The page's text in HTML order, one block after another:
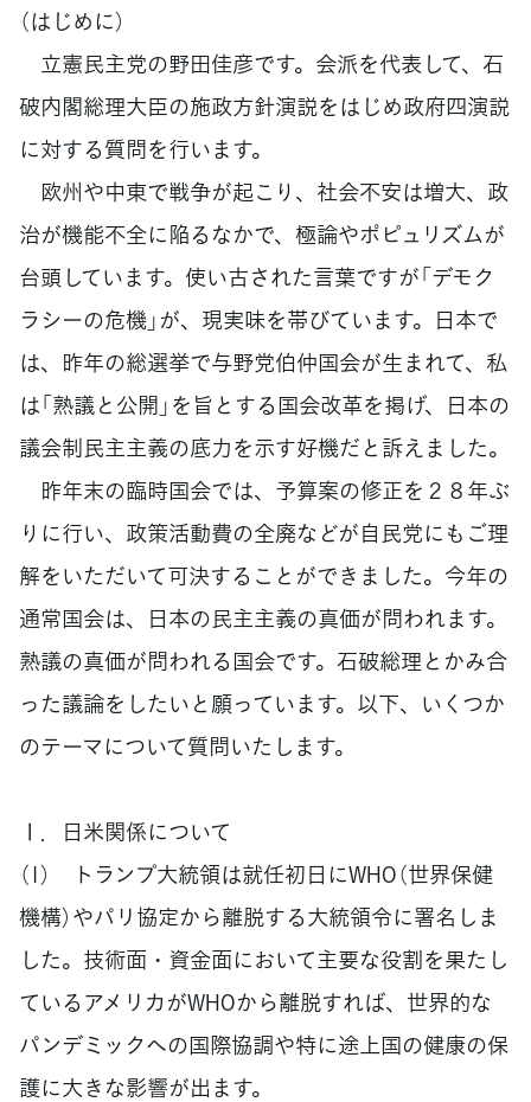
（はじめに）
立憲民主党の野田佳彦です。会派を代表して、石
破内閣総理大臣の施政方針演説をはじめ政府四演説
に対する質問を行います。
欧州や中東で戦争が起こり、社会不安は増大、政
治が機能不全に陥るなかで、極論やポピュリズムが
台頭しています。使い古された言葉ですが「デモク
ラシーの危機」が、現実味を帯びています。日本で
は、昨年の総選挙で与野党伯仲国会が生まれて、私
は「熟議と公開」を旨とする国会改革を掲げ、日本の
議会制民主主義の底力を示す好機だと訴えました。
昨年末の臨時国会では、予算案の修正を２８年ぶ
りに行い、政策活動費の全廃などが自民党にもご理
解をいただいて可決することができました。今年の
通常国会は、日本の民主主義の真価が問われます。
熟議の真価が問われる国会です。石破総理とかみ合
った議論をしたいと願っています。以下、いくつか
のテーマについて質問いたします。
Ⅰ．日米関係について
（1） トランプ大統領は就任初日にWHO（世界保健
機構）やパリ協定から離脱する大統領令に署名しま
した。技術面・資金面において主要な役割を果たし
ているアメリカがWHOから離脱すれば、世界的な
パンデミックへの国際協調や特に途上国の健康の保
護に大きな影響が出ます。